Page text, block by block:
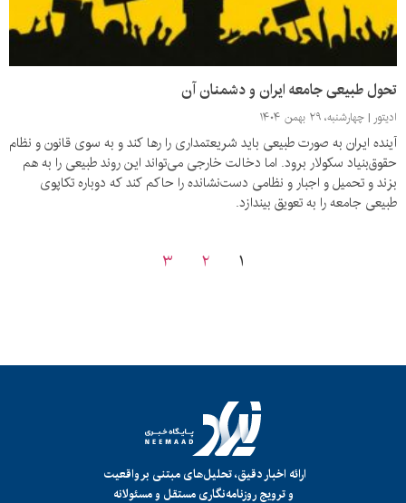
تحول طبیعی جامعه ایران و دشمنان آن
ادیتور چهارشنبه، ۲۹ بهمن ۱۴۰۴
آینده ایران به صورت طبیعی باید شریعتمداری را رها کند و به سوی قانون و نظام
حقوق‌بنیاد سکولار برود. اما دخالت خارجی می‌تواند این روند طبیعی را به هم
بزند و تحمیل و اجبار و نظامی دست‌نشانده را حاکم کند که دوباره تکاپوی
طبیعی جامعه را به تعویق بیندازد.
۱ ۲ ۳
ارائه اخبار دقیق، تحلیل‌های مبتنی بر واقعیت
و ترویج روزنامه‌نگاری مستقل و مسئولانه